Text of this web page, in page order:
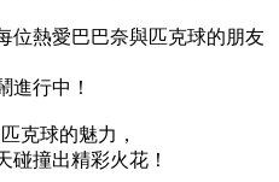
位熱愛巴巴奈與匹克球的朋友
進行中！
克球的魅力，
碰撞出精彩火花！